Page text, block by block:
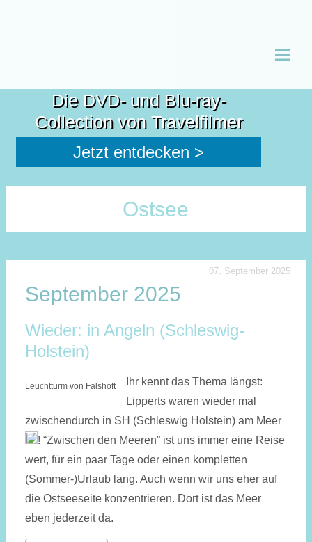
Inhalt
Die DVD- und Blu-ray-
Collection von Travelfilmer
Jetzt entdecken >
Ostsee
07. September 2025
September 2025
Wieder: in Angeln (Schleswig-
Holstein)
Leuchtturm von Falshöft
Ihr kennt das Thema längst:
Lipperts waren wieder mal
zwischen­durch in SH (Schleswig Holstein) am Meer
! “Zwischen den Meeren” ist uns immer eine Reise
wert, für ein paar Tage oder einen kompletten
(Sommer-)Urlaub lang. Auch wenn wir uns eher auf
die Ostsee­seite konzen­trieren. Dort ist das Meer
eben jeder­zeit da.